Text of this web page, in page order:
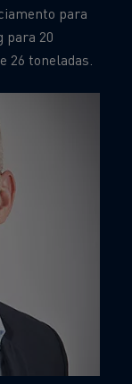
para
para 20
26 toneladas.